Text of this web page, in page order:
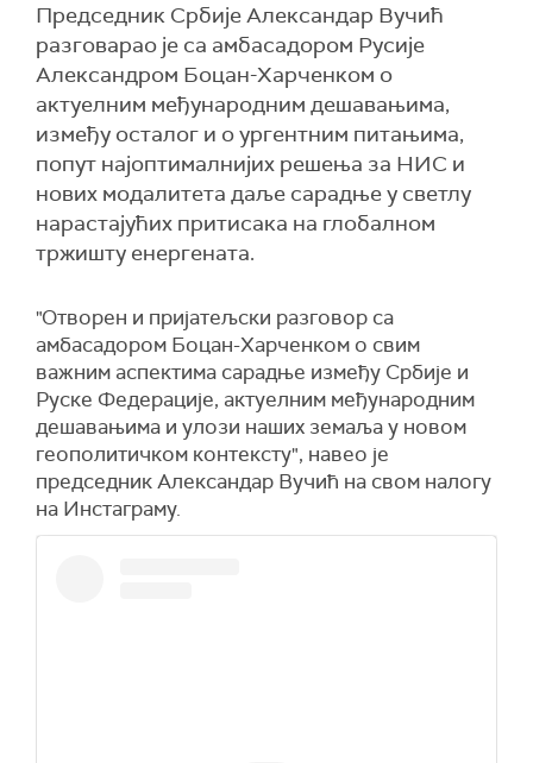
Председник Србије Александар Вучић
разговарао је са амбасадором Русије
Александром Боцан-Харченком о
актуелним међународним дешавањима,
између осталог и о ургентним питањима,
попут најоптималнијих решења за НИС и
нових модалитета даље сарадње у светлу
нарастајућих притисака на глобалном
тржишту енергената.
"Отворен и пријатељски разговор са
амбасадором Боцан-Харченком о свим
важним аспектима сарадње између Србије и
Руске Федерације, актуелним међународним
дешавањима и улози наших земаља у новом
геополитичком контексту", навео је
председник Aлександар Вучић на свом налогу
на Инстаграму.